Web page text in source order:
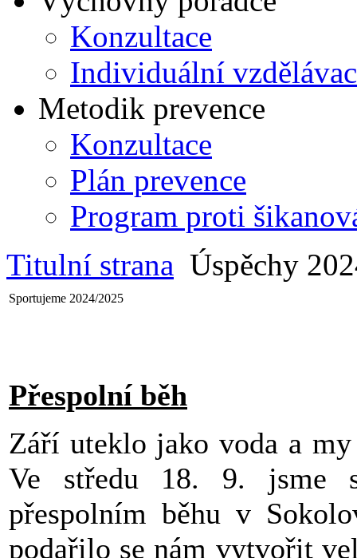
Konzultace
Individuální
Metodik prevence
Konzultace
Plán prevence
Program proti
Titulní strana Úspěchy
Sportujeme 2024/2025
Přespolní běh
Září uteklo jako voda a
Ve středu 18. 9. jsme
přespolním běhu v
podařilo se nám vytvořit